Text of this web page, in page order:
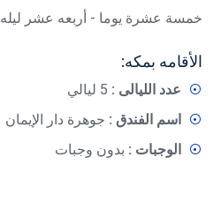
خمسة عشرة يوما - أربعه عشر ليله
الأقامه بمكه:
عدد الليالى : 5 ليالي
اسم الفندق : جوهرة دار الإيمان
الوجبات : بدون وجبات